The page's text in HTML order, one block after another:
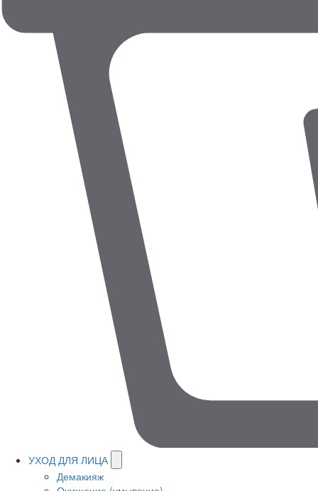
УХОД ДЛЯ ЛИЦА
Демакияж